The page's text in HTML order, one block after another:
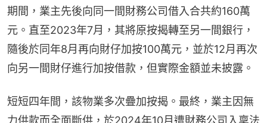
期間，業主先後向同一間財務公司借入合共約160萬
元。直至2023年7月，其將原按揭轉至另一間銀行，
隨後於同年8月再向財仔加按100萬元，並於12月再次
向另一間財仔進行加按借款，但實際金額並未披露。
短短四年間，該物業多次疊加按揭。最終，業主因無